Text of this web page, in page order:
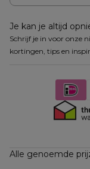
Je kan je altijd
Schrijf je in voor onze
kortingen, tips en
Alle genoemde